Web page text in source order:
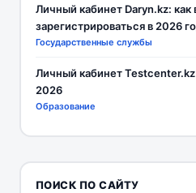
Личный кабинет Daryn.kz: как
зарегистрироваться в 2026
Государственные службы
Личный кабинет
2026
Образование
ПОИСК ПО САЙТУ